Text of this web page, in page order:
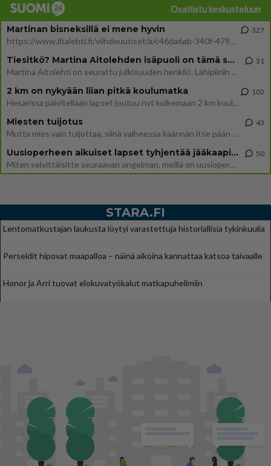
Osallistu keskusteluun
Martinan bisneksillä ei mene hyvin
https://www.iltalehti.fi/viihdeuutiset/a/c46da6ab-340f-4790-aaa7-0865eed2336 Yrityksen konkurssihakemus on tullut kärä
327
Tiesitkö? Martina Aitolehden isäpuoli on tämä suosittu laulaja
Martina Aitolehti on seurattu julkisuuden henkilö. Lähipiiriin mahtuu muitakin tunnettuja henkilöitä. Tiesitkö, että Ma
31
2 km on nykyään liian pitkä koulumatka
Hesarissa päivitellään lapset joutuu nyt kulkemaan 2 km kouluun jösses. Ruostefillarilla tuo matka menee vaikka miten äk
102
Miesten tuijotus
Mutta mies vain tuijottaa, siinä vaiheessa käännän itse pään pois. Mikä juttu? Yleensä jos joku tuijottaa tai katsoo, hä
43
Uusioperheen aikuiset lapset tyhjentää jääkaapin käydessään
Miten selvittäisitte seuraavan ongelman, meillä on uusioperhe, minulla teini-ikäiset lapset ja puolisolla aikuiset, jotk
50
STARA.FI
Lentomatkustajan laukusta löytyi varastettuja historiallisia tykinkuulia
Perseidit hipovat maapalloa – näinä aikoina kannattaa katsoa taivaalle
Honor ja Arri tuovat elokuvatyökalut matkapuhelimiin